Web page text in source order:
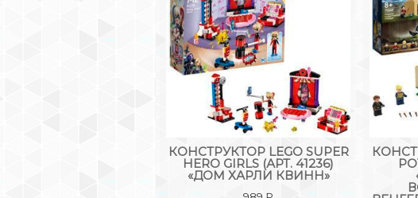
КОНСТРУКТОР LEGO SUPER
HERO GIRLS (АРТ. 41236)
«ДОМ ХАРЛИ КВИНН»